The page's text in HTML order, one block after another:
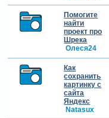
Помогите
найти
проект про
Шрека
Олеся24
Как
сохранить
картинку с
сайта
Яндекс
Natasux